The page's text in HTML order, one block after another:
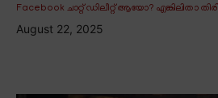
Facebook ചാറ്റ് ഡിലീറ്റ് ആയോ? എങ്കിലിതാ
August 22, 2025